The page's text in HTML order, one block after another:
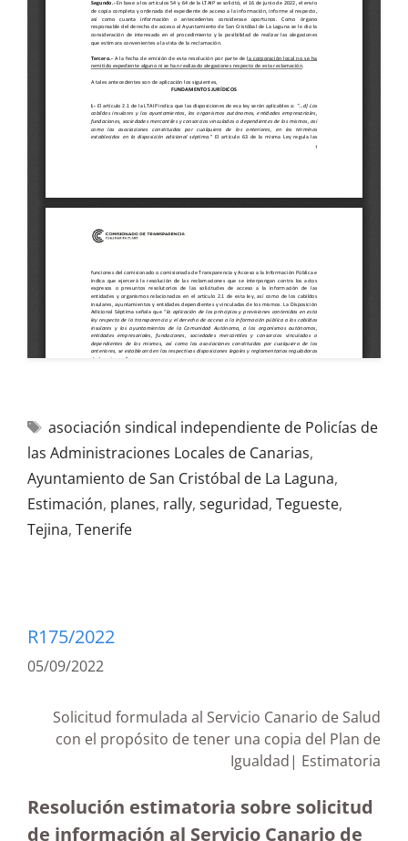
asociación sindical independiente de Policías de
las Administraciones Locales de Canarias,
Ayuntamiento de San Cristóbal de La Laguna,
Estimación, planes, rally, seguridad, Tegueste,
Tejina, Tenerife
R175/2022
05/09/2022
Solicitud formulada al Servicio Canario de Salud
con el propósito de tener una copia del Plan de
Igualdad| Estimatoria
Resolución estimatoria sobre solicitud
de información al Servicio Canario de